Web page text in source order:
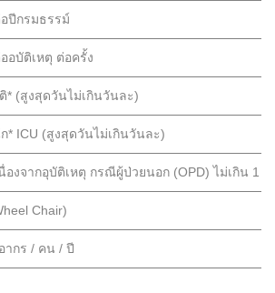
ปีกรมธรรม์
อบัติเหตุ ต่อครั้ง
* (สูงสุดวันไม่เกินวันละ)
* ICU (สูงสุดวันไม่เกินวันละ)
องจากอุบัติเหตุ กรณีผู้ป่วยนอก (OPD) ไม่เกิน 1
Chair)
ากร / คน / ปี